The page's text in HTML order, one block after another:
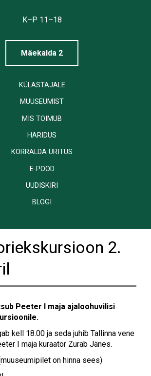
K–P 11–18
Mäekalda 2
KÜLASTAJALE
MUUSEUMIST
MIS TOIMUB
HARIDUS
KORRALDA ÜRITUS
E-POOD
UUDISKIRI
BLOGI
2.
Peeter I maja ajaloohuvilisi
kell 18.00 ja seda juhib Tallinna vene
I maja kuraator Zurab Jänes.
on hinna sees)